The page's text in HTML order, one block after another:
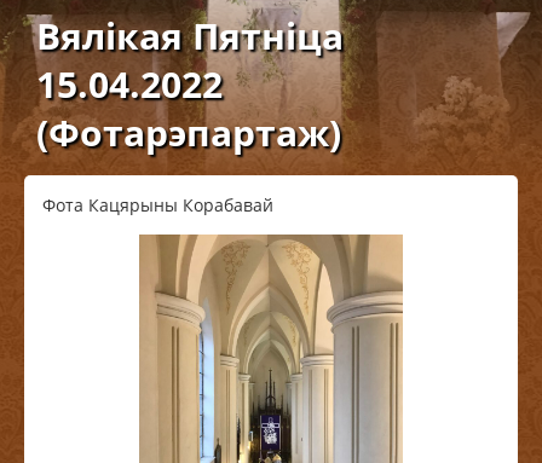
Вялікая Пятніца
15.04.2022
(Фотарэпартаж)
Фота Кацярыны Корабавай